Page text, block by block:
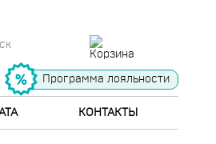
Программа лояльности
КОНТАКТЫ